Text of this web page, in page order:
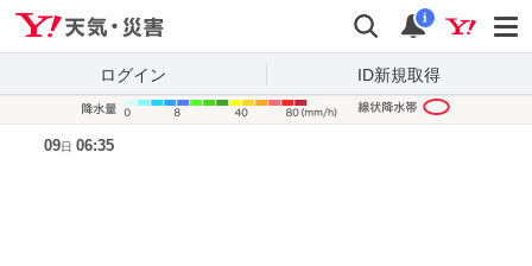
検索 通知
i
ログイン ID新規取得
09日 06:35